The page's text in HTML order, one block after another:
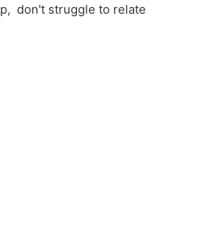
p,  don't struggle to relate